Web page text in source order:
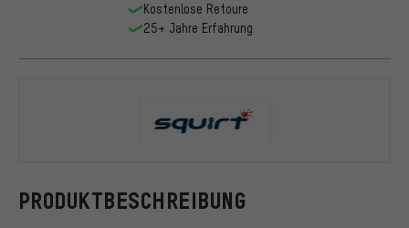
PRODUKTBESCHREIBUNG
Kostenlose Retoure
25+ Jahre Erfahrung